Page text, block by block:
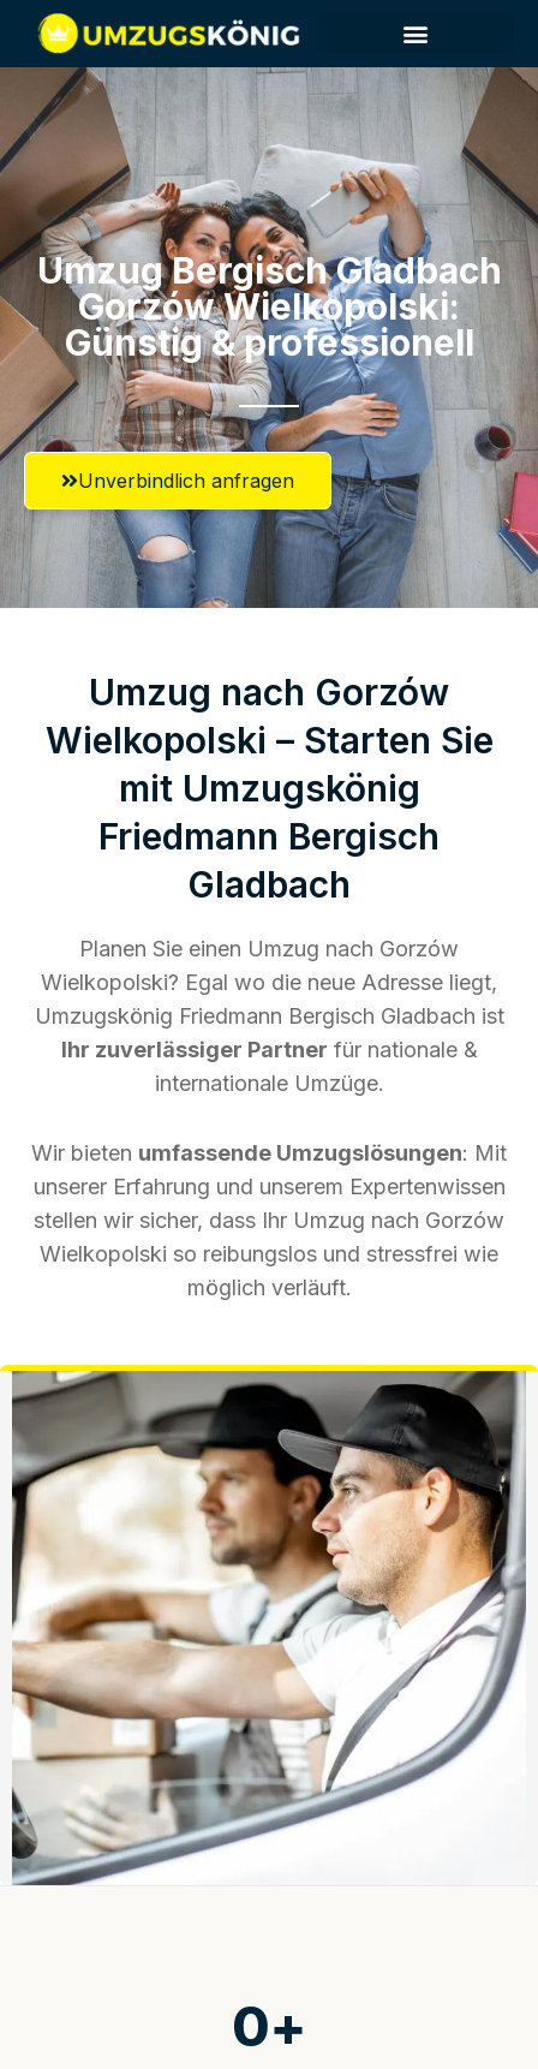
Umzug Bergisch Gladbach​
Gorzów Wielkopolski:
Günstig & professionell​
Unverbindlich anfragen
Umzug nach Gorzów
Wielkopolski – Starten Sie
mit Umzugskönig
Friedmann Bergisch
Gladbach
Planen Sie einen Umzug nach Gorzów
Wielkopolski? Egal wo die neue Adresse liegt,
Umzugskönig Friedmann Bergisch Gladbach ist
Ihr zuverlässiger Partner für nationale &
internationale Umzüge.
Wir bieten umfassende Umzugslösungen: Mit
unserer Erfahrung und unserem Expertenwissen
stellen wir sicher, dass Ihr Umzug nach Gorzów
Wielkopolski so reibungslos und stressfrei wie
möglich verläuft.
0+